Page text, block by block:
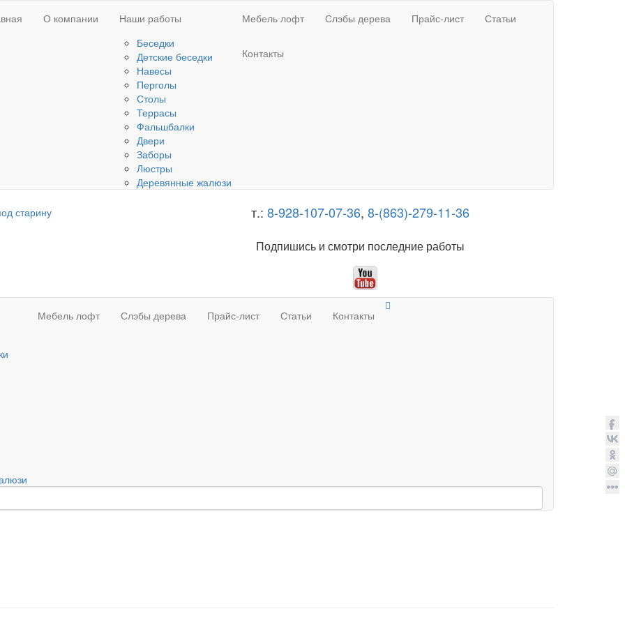
О компании
Наши работы
Беседки
Детские беседки
Навесы
Перголы
Столы
Террасы
Фальшбалки
Двери
Заборы
Люстры
Деревянные жалюзи
Мебель лофт Слэбы дерева Прайс-лист Статьи
Контакты
т.: 8-928-107-07-36, 8-(863)-279-11-36
Подпишись и смотри последние работы
Мебель лофт Слэбы дерева Прайс-лист Статьи Контакты